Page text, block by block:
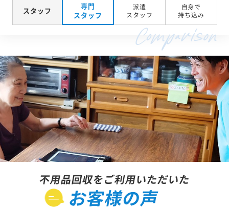
スタッフ
専門
スタッフ
派遣
スタッフ
自身で
持ち込み
不用品回収をご利用いただいた
お客様の声